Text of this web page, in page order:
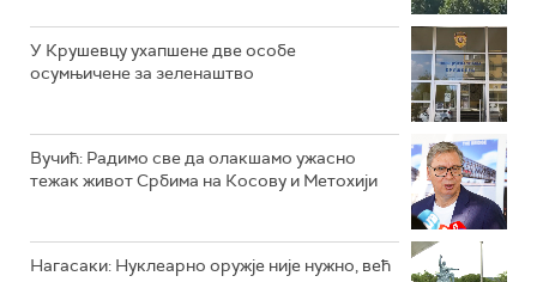
У Крушевцу ухапшене две особе
осумњичене за зеленаштво
Вучић: Радимо све да олакшамо ужасно
тежак живот Србима на Косову и Метохији
Нагасаки: Нуклеарно оружје није нужно, већ